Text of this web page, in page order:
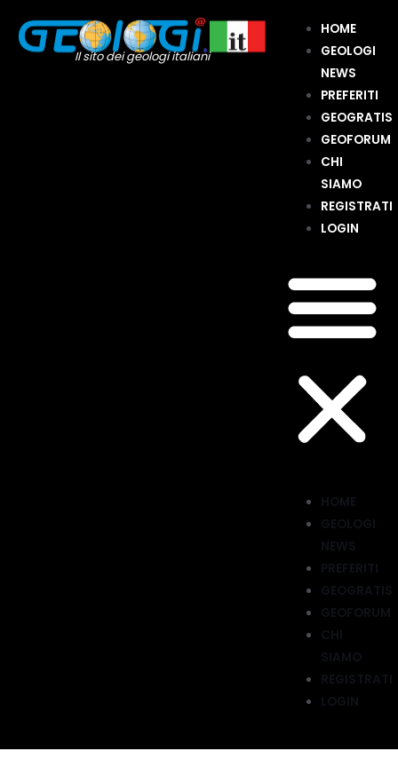
contenuto
Il sito dei geologi italiani
HOME
GEOLOGI
NEWS
PREFERITI
GEOGRATIS
GEOFORUM
CHI
SIAMO
REGISTRATI
LOGIN
HOME
GEOLOGI
NEWS
PREFERITI
GEOGRATIS
GEOFORUM
CHI
SIAMO
REGISTRATI
LOGIN
articoli